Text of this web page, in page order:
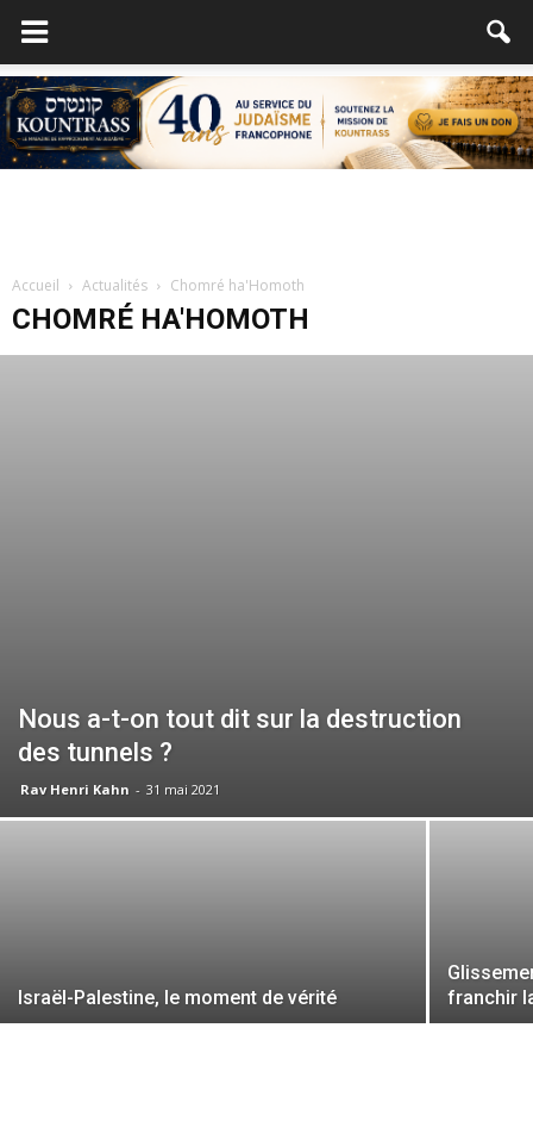
Accueil Actualités Chomré ha'Homoth
CHOMRÉ HA'HOMOTH
Nous a-t-on tout dit sur la destruction
des tunnels ?
Rav Henri Kahn - 31 mai 2021
Israël-Palestine, le moment de vérité
franchir